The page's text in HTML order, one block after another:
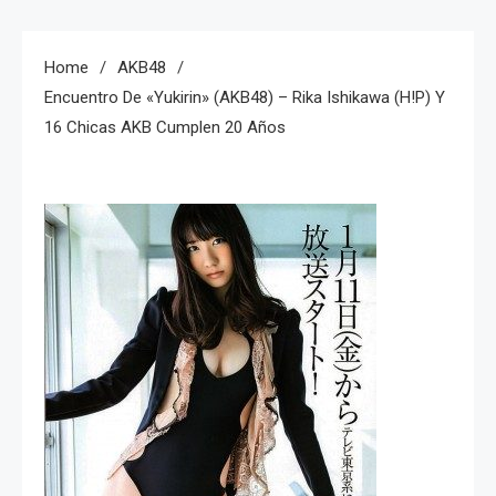
Home
AKB48
Encuentro De «Yukirin» (AKB48) – Rika Ishikawa (H!P) Y
16 Chicas AKB Cumplen 20 Años